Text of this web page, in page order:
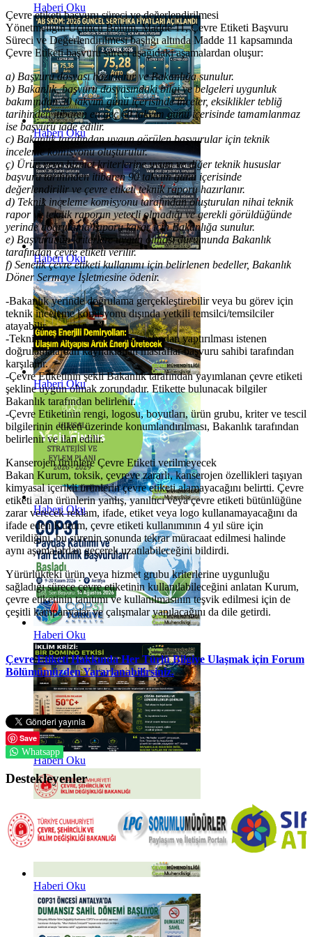
Haberi Oku
Haberi Oku
Haberi Oku
Haberi Oku
Haberi Oku
Haberi Oku
Haberi Oku
Haberi Oku
Çevre etiketi başvuru süreci ve değerlendirilmesi
Yönetmeliğin Üçüncü Bölüm, Madde 11, Çevre Etiketi Başvuru
Süreci ve Değerlendirilmesi başlığı altında Madde 11 kapsamında
Çevre Etiketi başvuru süreci aşağıdaki aşamalardan oluşur:
a) Başvuru dosyası hazırlanır ve Bakanlığa sunulur.
b) Bakanlık, başvuru dosyasındaki bilgi ve belgeleri uygunluk
bakımından 30 takvim günü içerisinde inceler, eksiklikler tebliğ
tarihinden itibaren en geç 60 takvim günü içerisinde tamamlanmaz
ise başvuru iade edilir.
c) Bakanlık tarafından uygun görülen başvurular için teknik
inceleme komisyonu oluşturulur.
ç) Ürün veya hizmet kriterlerine uyum ve diğer teknik hususlar
başvuru tarihinden itibaren 90 takvim günü içerisinde
değerlendirilir ve çevre etiketi teknik raporu hazırlanır.
d) Teknik inceleme komisyonu tarafından oluşturulan nihai teknik
rapor ve teknik raporun yeterli olmadığı ve gerekli görüldüğünde
yerinde doğrulama raporu karar için Bakanlığa sunulur.
e) Başvurunun kriterlere uygun olması durumunda Bakanlık
tarafından çevre etiketi verilir.
f) Senelik çevre etiketi kullanımı için belirlenen bedeller, Bakanlık
Döner Sermaye İşletmesine ödenir.
-Bakanlık yerinde doğrulama gerçekleştirebilir veya bu görev için
teknik inceleme komisyonu dışında yetkili temsilci/temsilciler
atayabilir.
-Teknik inceleme komisyonu tarafından yaptırılması istenen
doğrulamalardan kaynaklanan masraflar başvuru sahibi tarafından
karşılanır.
-Çevre Etiketinin şekli Bakanlık tarafından yayımlanan çevre etiketi
şekline uygun olmak zorundadır. Etikette bulunacak bilgiler
Bakanlık tarafından belirlenir.
-Çevre Etiketinin rengi, logosu, boyutları, ürün grubu, kriter ve tescil
bilgilerinin etiketi üzerinde konumlandırılması, Bakanlık tarafından
belirlenir ve ilan edilir.
Kanserojen ürünlere Çevre Etiketi verilmeyecek
Bakan Kurum, toksik, çevreye zararlı, kanserojen özellikleri taşıyan
kimyasal içerikli ürünlerin çevre etiketi alamayacağını belirtti. Çevre
etiketi alan ürünlerin yanlış, yanıltıcı veya çevre etiketi bütünlüğüne
zarar verecek reklam, ifade, etiket veya logo kullanamayacağını da
ifade eden Kurum, çevre etiketi kullanımının 4 yıl süre için
verildiğini, bu sürenin sonunda tekrar müracaat edilmesi halinde
aynı aşamalardan geçerek uzatılabileceğini bildirdi.
Yürürlükteki ürün veya hizmet grubu kriterlerine uygunluğu
sağladığı sürece çevre etiketinin kullanılabileceğini anlatan Kurum,
çevre etiketinin tanıtımı ve kullanılmasının teşvik edilmesi için de
çeşitli kampanyalar ve çalışmalar yapılacağını da dile getirdi.
Çevre Etiketi Hakkında Her Türlü Bilgiye Ulaşmak için Forum
Bölümümüzden Yararlanabilirsiniz.
Save
Whatsapp
Destekleyenler